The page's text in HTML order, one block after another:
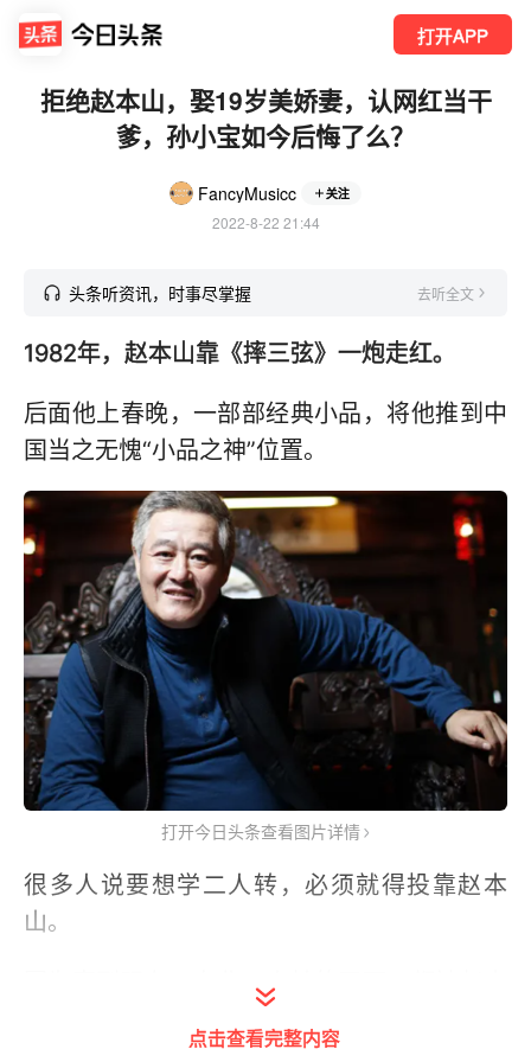
打开APP
拒绝赵本山，娶19岁美娇妻，认网红当干
爹，孙小宝如今后悔了么？
FancyMusicc 关注
2022-8-22 21:44
头条听资讯，时事尽掌握 去听全文
1982年，赵本山靠《摔三弦》一炮走红。
后面他上春晚，一部部经典小品，将他推到中
国当之无愧“小品之神”位置。
打开今日头条查看图片详情
很多人说要想学二人转，必须就得投靠赵本
山。
因为直到现在，东北二人转的天下，都被赵本
点击查看完整内容